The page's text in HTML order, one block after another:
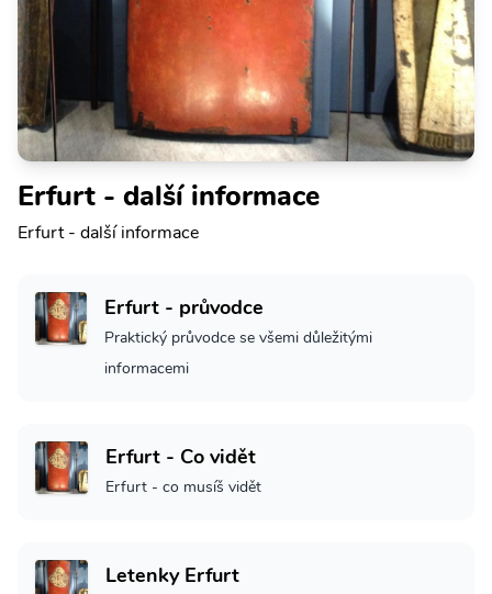
Erfurt - další informace
Erfurt - další informace
Erfurt - průvodce
Praktický průvodce se všemi důležitými
informacemi
Erfurt - Co vidět
Erfurt - co musíš vidět
Letenky Erfurt